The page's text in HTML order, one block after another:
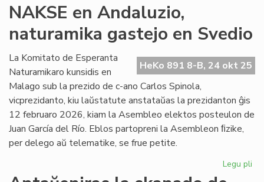
NAKSE en Andaluzio,
naturamika gastejo en Svedio
HeKo 891 8-B, 24 okt 25
La Komitato de Esperanta
Naturamikaro kunsidis en
Malago sub la prezido de c-ano Carlos Spinola,
vicprezidanto, kiu laŭstatute anstataŭas la prezidanton ĝis
12 februaro 2026, kiam la Asembleo elektos posteulon de
Juan García del Río. Eblos partopreni la Asembleon ﬁzike,
per delego aŭ telematike, se frue petite.
Legu pli